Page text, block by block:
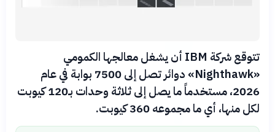
تتوقع شركة IBM أن يشغل معالجها الكمومي
«Nighthawk» دوائر تصل إلى 7500 بوابة في عام
2026، مستخدماً ما يصل إلى ثلاثة وحدات بـ120 كيوبت
لكل منها، أي ما مجموعه 360 كيوبت.